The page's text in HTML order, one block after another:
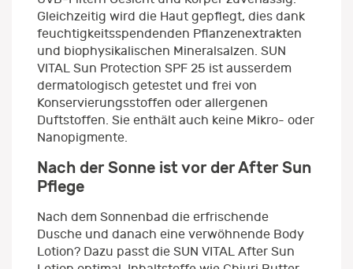
Gleichzeitig wird die Haut gepflegt, dies dank
feuchtigkeitsspendenden Pflanzenextrakten
und biophysikalischen Mineralsalzen. SUN
VITAL Sun Protection SPF 25 ist ausserdem
dermatologisch getestet und frei von
Konservierungsstoffen oder allergenen
Duftstoffen. Sie enthält auch keine Mikro- oder
Nanopigmente.
Nach der Sonne ist vor der After Sun
Pflege
Nach dem Sonnenbad die erfrischende
Dusche und danach eine verwöhnende Body
Lotion? Dazu passt die SUN VITAL After Sun